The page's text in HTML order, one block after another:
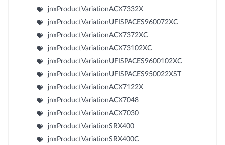
jnxProductVariationACX7332X
jnxProductVariationUFISPACES960072XC
jnxProductVariationACX7372XC
jnxProductVariationACX73102XC
jnxProductVariationUFISPACES9600102XC
jnxProductVariationUFISPACES950022XST
jnxProductVariationACX7122X
jnxProductVariationACX7048
jnxProductVariationACX7030
jnxProductVariationSRX400
jnxProductVariationSRX400C